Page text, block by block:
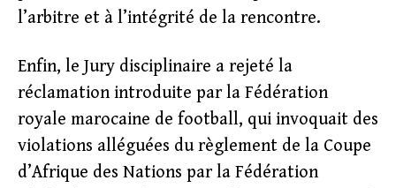
l’arbitre et à l’intégrité de la rencontre.
Enfin, le Jury disciplinaire a rejeté la
réclamation introduite par la Fédération
royale marocaine de football, qui invoquait des
violations alléguées du règlement de la Coupe
d’Afrique des Nations par la Fédération